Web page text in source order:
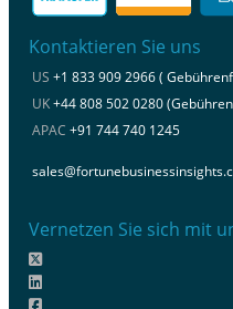
Kontaktieren Sie uns
US +1 833 909 2966 (
UK+44 808 502 0280
APAC +91 744 740 1245
Vernetzen Sie sich mit